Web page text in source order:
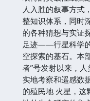
人入胜的叙事方式
整知识体系，同时
的各种猜想与实证
足迹——行星科学
空探索的基石。本
者”号发射以来，
实地考察和遥感数
的殖民地 火星，